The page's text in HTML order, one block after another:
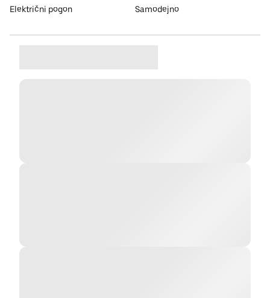
Električni pogon
Samodejno